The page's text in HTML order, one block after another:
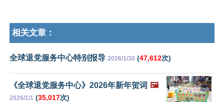
相关文章：
全球退党服务中心特别报导 2026/1/30 (47,612次)
《全球退党服务中心》2026年新年贺词 🖼️
2026/1/1 (35,017次)